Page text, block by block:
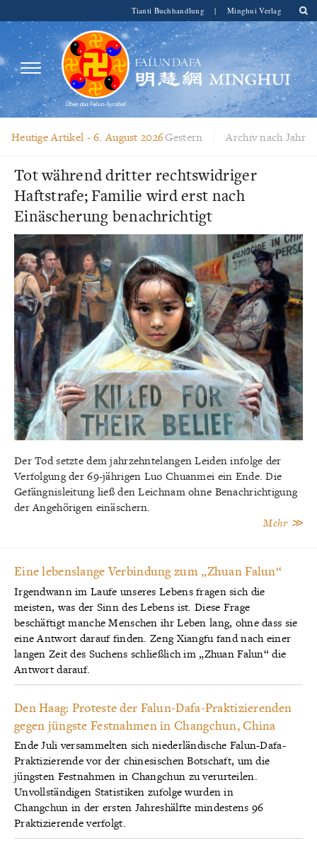
Tianti Buchhandlung | Minghui Verlag
Heutige Artikel -6. August 2026Gestern Archiv nach Jahr
Tot während dritter rechtswidriger
Haftstrafe; Familie wird erst nach
Einäscherung benachrichtigt
Der Tod setzte dem jahrzehntelangen Leiden infolge der
Verfolgung der 69-jährigen Luo Chuanmei ein Ende. Die
Gefängnisleitung ließ den Leichnam ohne Benachrichtigung
der Angehörigen einäschern.
Mehr ≫
Eine lebenslange Verbindung zum „Zhuan Falun“
Irgendwann im Laufe unseres Lebens fragen sich die
meisten, was der Sinn des Lebens ist. Diese Frage
beschäftigt manche Menschen ihr Leben lang, ohne dass sie
eine Antwort darauf finden. Zeng Xiangfu fand nach einer
langen Zeit des Suchens schließlich im „Zhuan Falun“ die
Antwort darauf.
Den Haag: Proteste der Falun-Dafa-Praktizierenden
gegen jüngste Festnahmen in Changchun, China
Ende Juli versammelten sich niederländische Falun-Dafa-
Praktizierende vor der chinesischen Botschaft, um die
jüngsten Festnahmen in Changchun zu verurteilen.
Unvollständigen Statistiken zufolge wurden in
Changchun in der ersten Jahreshälfte mindestens 96
Praktizierende verfolgt.